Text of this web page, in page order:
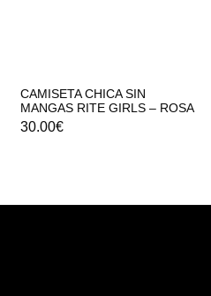
CAMISETA CHICA SIN
MANGAS RITE GIRLS – ROSA
30.00€